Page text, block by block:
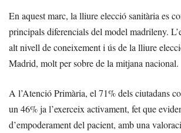
En aquest marc, la lliure elecció sanitària es
principals diferencials del model madrileny.
alt nivell de coneixement i ús de la lliure
Madrid, molt per sobre de la mitjana nacional.
A l’Atenció Primària, el 71% dels ciutadans
un 46% ja l’exerceix activament, fet que
d’empoderament del pacient, amb una